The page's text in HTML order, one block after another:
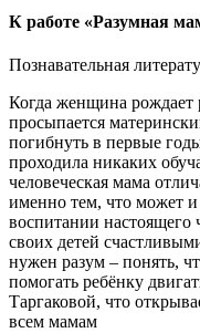
К работе «Разумная
Познавательная
Когда женщина рождает
просыпается
погибнуть в первые
проходила никаких
человеческая мама
именно тем, что может
воспитании настоящего
своих детей
нужен разум – понять,
помогать ребёнку
Таргаковой, что
всем мамам